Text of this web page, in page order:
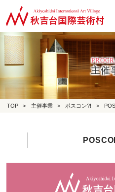
主催
TOP > 主催事業 > ポスコン?! >